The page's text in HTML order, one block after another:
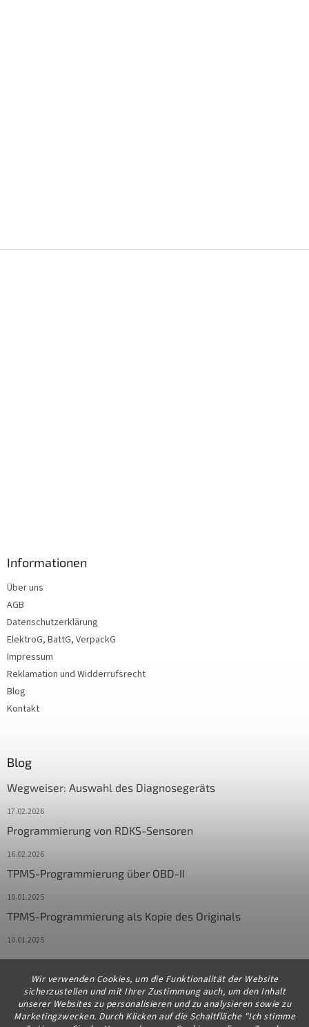
Wir verwenden Cookies, um die Funktionalität der Website
sicherzustellen und mit Ihrer Zustimmung auch, um den Inhalt
unserer Websites zu personalisieren und zu analysieren sowie zu
Marketingzwecken. Durch Klicken auf die Schaltfläche "Ich stimme
Informationen
Über uns
AGB
Datenschutzerklärung
ElektroG, BattG, VerpackG
Impressum
Reklamation und Widderrufsrecht
Blog
Kontakt
Blog
Wegweiser: Auswahl des Diagnosegeräts
17.02.2026
Programmierung von RDKS-Sensoren
16.02.2026
TPMS-Programmierung über OBD-II
10.01.2025
TPMS-Programmierung als Kopie des Originals
10.01.2025
Kontakt
info@diagstore.de